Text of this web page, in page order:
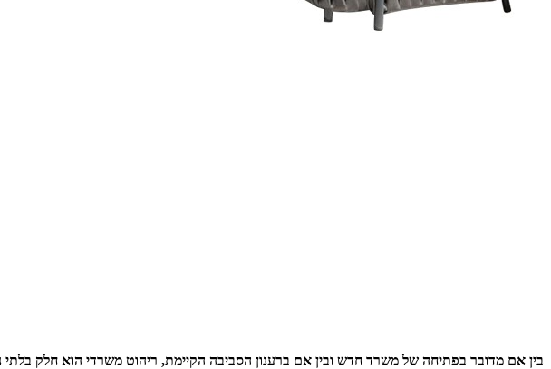
בין אם מדובר בפתיחה של משרד חדש ובין אם ברענון הסביבה הקיימת, ריהוט משרדי הוא חלק